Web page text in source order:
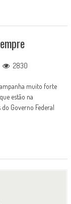
2830
muito forte
estão na
Governo Federal